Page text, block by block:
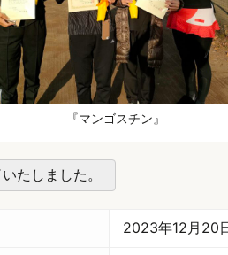
『マンゴスチン』
たしました。
2023年12月20